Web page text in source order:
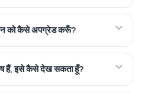
को कैसे अपग्रेड करूँ?
हैं, इसे कैसे देख सकता हूँ?